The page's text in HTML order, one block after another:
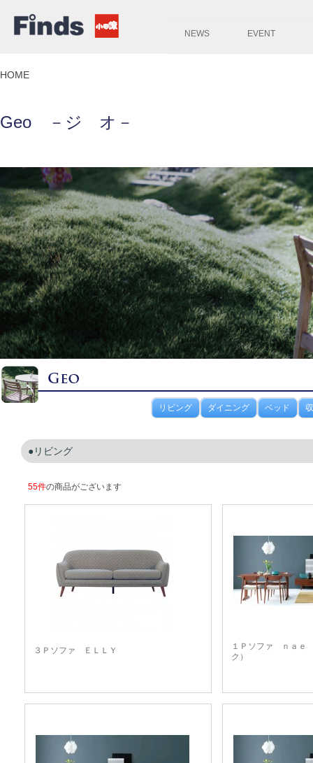
NEWS EVENT
HOME
Geo －ジ オ－
リビング ダイニング ベッド
リビング
55件の商品がございます
３Ｐソファ ＥＬＬＹ
１Ｐソファ ｎａｅ
ク）